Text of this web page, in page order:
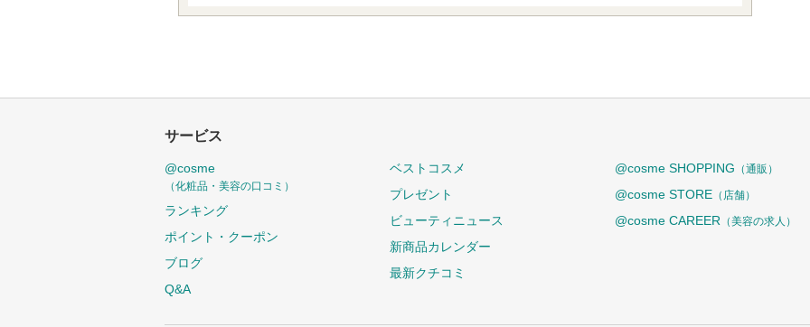
サービス
@cosme
（化粧品・美容の口コミ）
ランキング
ポイント・クーポン
ブログ
Q&A
ベストコスメ
プレゼント
ビューティニュース
新商品カレンダー
最新クチコミ
@cosme SHOPPING （通販）
@cosme STORE （店舗）
@cosme CAREER （美容の求人）